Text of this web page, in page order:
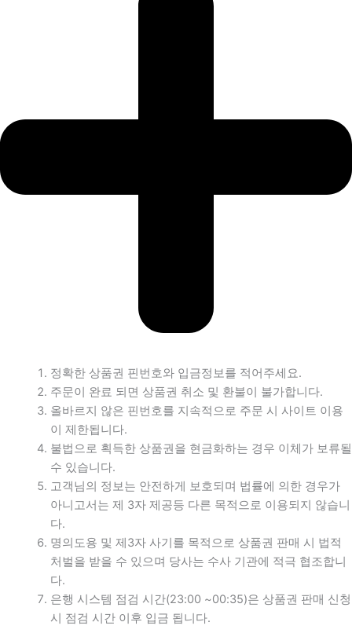
정확한 상품권 핀번호와 입금정보를 적어주세요.
주문이 완료 되면 상품권 취소 및 환불이 불가합니다.
올바르지 않은 핀번호를 지속적으로 주문 시 사이트 이용
이 제한됩니다.
불법으로 획득한 상품권을 현금화하는 경우 이체가 보류될
수 있습니다.
고객님의 정보는 안전하게 보호되며 법률에 의한 경우가
아니고서는 제 3자 제공등 다른 목적으로 이용되지 않습니
다.
명의도용 및 제3자 사기를 목적으로 상품권 판매 시 법적
처벌을 받을 수 있으며 당사는 수사 기관에 적극 협조합니
다.
은행 시스템 점검 시간(23:00 ~00:35)은 상품권 판매 신청
시 점검 시간 이후 입금 됩니다.